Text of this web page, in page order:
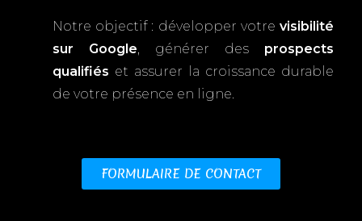
Notre objectif : développer votre visibilité
sur Google, générer des prospects
qualifiés et assurer la croissance durable
de votre présence en ligne.
FORMULAIRE DE CONTACT